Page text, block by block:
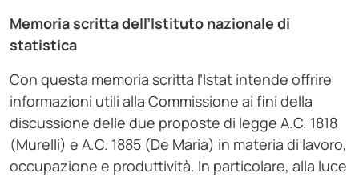
Memoria scritta dell’Istituto nazionale di
statistica
Con questa memoria scritta l’Istat intende offrire
informazioni utili alla Commissione ai fini della
discussione delle due proposte di legge A.C. 1818
(Murelli) e A.C. 1885 (De Maria) in materia di lavoro,
occupazione e produttività. In particolare, alla luce